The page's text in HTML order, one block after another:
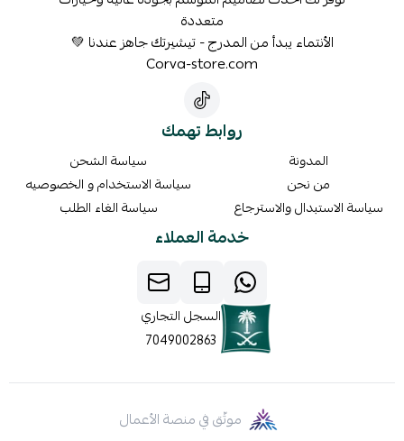
متعددة
الأنتماء يبدأ من المدرج - تيشيرتك جاهز عندنا 💚
Corva-store.com
روابط تهمك
المدونة
من نحن
سياسة الاستبدال والاسترجاع
سياسة الشحن
سياسة الاستخدام و الخصوصيه
سياسة الغاء الطلب
خدمة العملاء
السجل التجاري
7049002863
موثّق في منصة الأعمال